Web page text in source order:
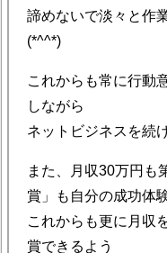
諦めないで淡々と作
(*^^*)
これからも常に行動
しながら
ネットビジネスを続
また、月収30万円も
賞」も自分の成功体
これからも更に月収
賞できるよう